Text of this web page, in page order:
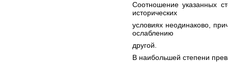
Соотношение указанных
исторических
условиях неодинаково,
ослаблению
другой.
В наибольшей степени